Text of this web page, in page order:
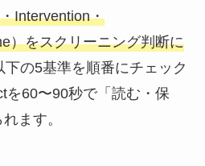
Intervention・
）をスクリーニング判断に
下の5基準を順番にチェック
を60〜90秒で「読む・保
ます。